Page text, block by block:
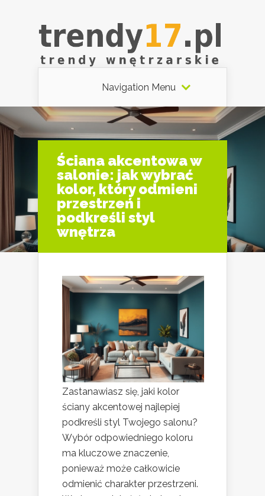
Navigation Menu
Ściana akcentowa w
salonie: jak wybrać
kolor, który odmieni
przestrzeń i
podkreśli styl
wnętrza
Zastanawiasz się, jaki kolor
ściany akcentowej najlepiej
podkreśli styl Twojego salonu?
Wybór odpowiedniego koloru
ma kluczowe znaczenie,
ponieważ może całkowicie
odmienić charakter przestrzeni.